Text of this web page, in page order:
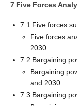
7 Five Forces
7.1 Five forces
Five forces
2030
7.2 Bargaining
Bargaining
and 2030
7.3 Bargaining